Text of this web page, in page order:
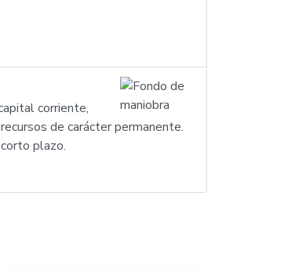
corriente,
de carácter permanente.
plazo.